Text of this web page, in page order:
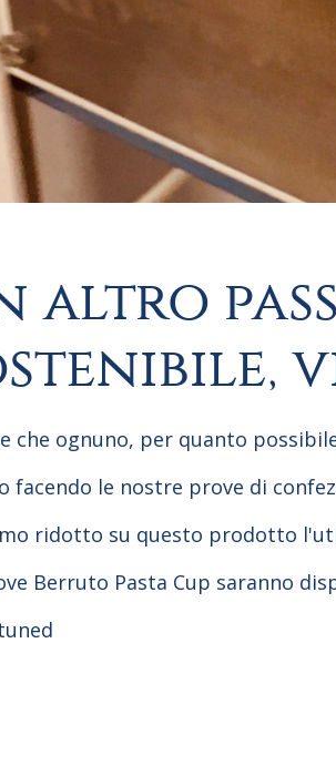
altro
che ognuno, per quanto
facendo le nostre prove di
ridotto su questo prodotto
Berruto Pasta Cup saranno